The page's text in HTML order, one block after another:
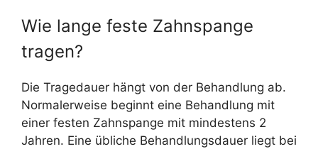
Wie lange feste Zahnspange
tragen?
Die Tragedauer hängt von der Behandlung ab.
Normalerweise beginnt eine Behandlung mit
einer festen Zahnspange mit mindestens 2
Jahren. Eine übliche Behandlungsdauer liegt bei